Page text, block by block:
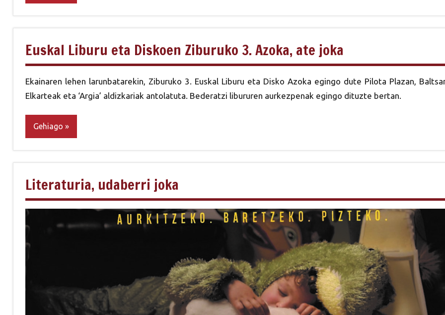
Euskal Liburu eta Diskoen Ziburuko 3. Azoka, ate joka
Ekainaren lehen larunbatarekin, Ziburuko 3. Euskal Liburu eta Disko Azoka egingo dute Pilota Plazan,
Elkarteak eta ‘Argia’ aldizkariak antolatuta. Bederatzi libururen aurkezpenak egingo dituzte bertan.
Gehiago
Literaturia, udaberri joka